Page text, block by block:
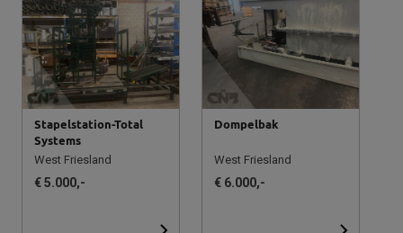
Stapelstation-Total
Systems
West Friesland
€ 5.000,-
Dompelbak
West Friesland
€ 6.000,-